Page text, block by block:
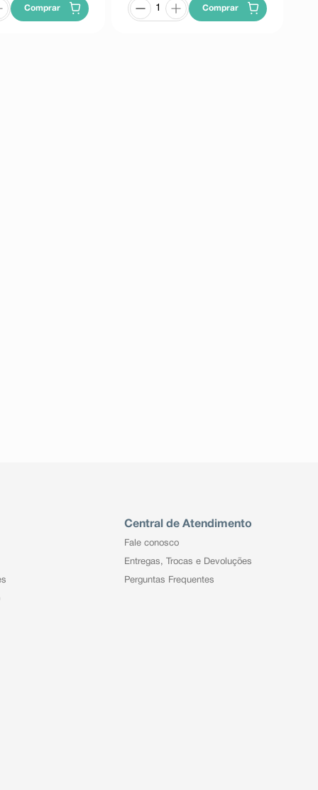
Comprar Comprar
Central de Atendimento
Fale conosco
Entregas, Trocas e Devoluções
Perguntas Frequentes